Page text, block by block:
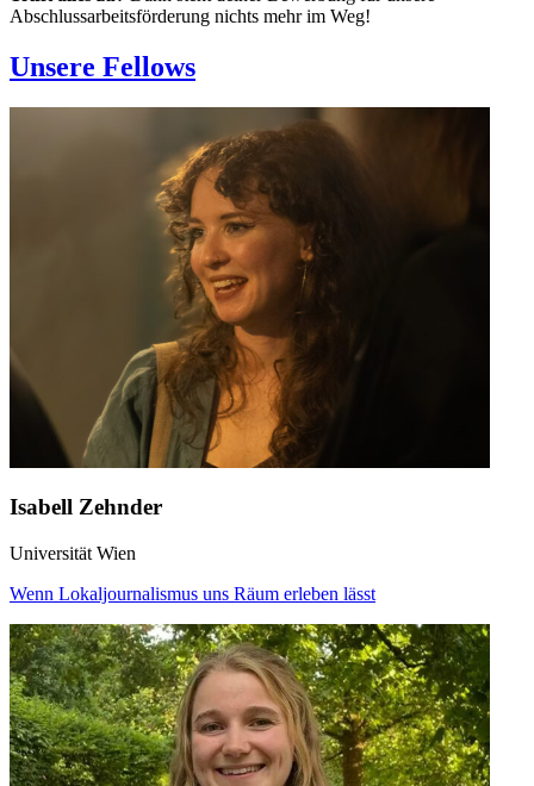
Abschlussarbeitsförderung nichts mehr im Weg!
Unsere Fellows
Isabell Zehnder
Universität Wien
Wenn Lokaljournalismus uns Räum erleben lässt